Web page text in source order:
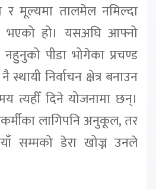
मूल्यमा तालमेल नमिल्दा
भएको हो। यसअघि आफ्नो
नहुुनुको पीडा भोगेका प्रचण्ड
निर्वाचन क्षेत्र बनाउन
त्यहीँ दिने योजनामा छन्।
लागिपनि अनुकूल, तर
सम्मको डेरा खोज्न उनले